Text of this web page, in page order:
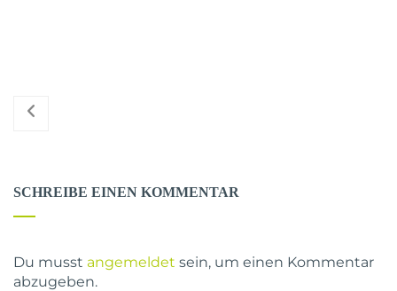
SCHREIBE EINEN KOMMENTAR
Du musst angemeldet sein, um einen Kommentar
abzugeben.